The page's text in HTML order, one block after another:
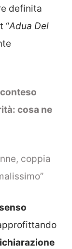
definita
“Adua Del
cosa ne
coppia